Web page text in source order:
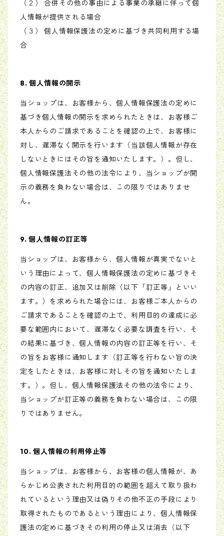
（２） 合併その他の事由による事業の承継に伴って個
人情報が提供される場合
（３） 個人情報保護法の定めに基づき共同利用する場
合
8. 個人情報の開示
当ショップは、お客様から、個人情報保護法の定めに
基づき個人情報の開示を求められたときは、お客様ご
本人からのご請求であることを確認の上で、お客様に
対し、遅滞なく開示を行います（当該個人情報が存在
しないときにはその旨を通知いたします。）。但し、
個人情報保護法その他の法令により、当ショップが開
示の義務を負わない場合は、この限りではありませ
ん。
9. 個人情報の訂正等
当ショップは、お客様から、個人情報が真実でないと
いう理由によって、個人情報保護法の定めに基づきそ
の内容の訂正、追加又は削除（以下「訂正等」といい
ます。）を求められた場合には、お客様ご本人からの
ご請求であることを確認の上で、利用目的の達成に必
要な範囲内において、遅滞なく必要な調査を行い、そ
の結果に基づき、個人情報の内容の訂正等を行い、そ
の旨をお客様に通知します（訂正等を行わない旨の決
定をしたときは、お客様に対しその旨を通知いたしま
す。）。但し、個人情報保護法その他の法令により、
当ショップが訂正等の義務を負わない場合は、この限
りではありません。
10. 個人情報の利用停止等
当ショップは、お客様から、お客様の個人情報が、あ
らかじめ公表された利用目的の範囲を超えて取り扱わ
れているという理由又は偽りその他不正の手段により
取得されたものであるという理由により、個人情報保
護法の定めに基づきその利用の停止又は消去（以下